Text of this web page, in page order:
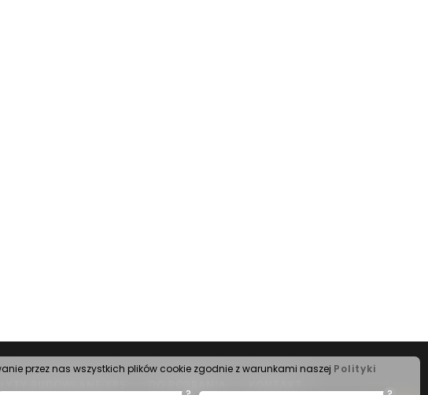
przez nas wszystkich plików cookie zgodnie z warunkami naszej Polityki